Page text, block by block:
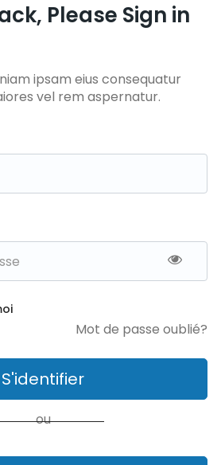
Please Sign in
ipsam eius consequatur
vel rem aspernatur.
Mot de passe oublié?
S'identifier
ou